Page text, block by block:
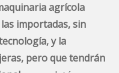
agrícola
importadas, sin
y la
pero que tendrán